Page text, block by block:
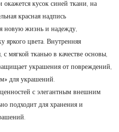
кусок синей ткани, на
красная надпись
жизнь и надежду,
яркого цвета. Внутренняя
мягкой тканью в качестве основы,
украшения от повреждений,
для украшений.
с элегантным внешним
подходит для хранения и